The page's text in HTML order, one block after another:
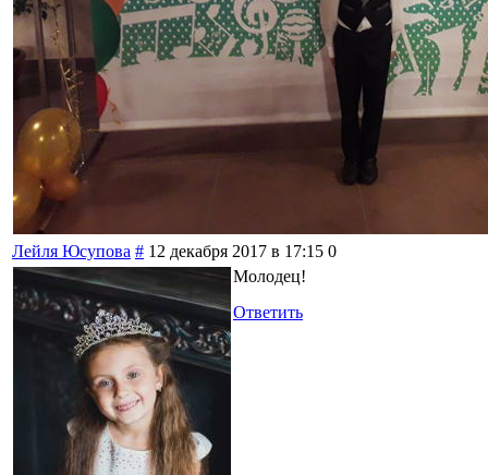
Лейля Юсупова # 12 декабря 2017 в 17:15 0
Молодец!
Ответить